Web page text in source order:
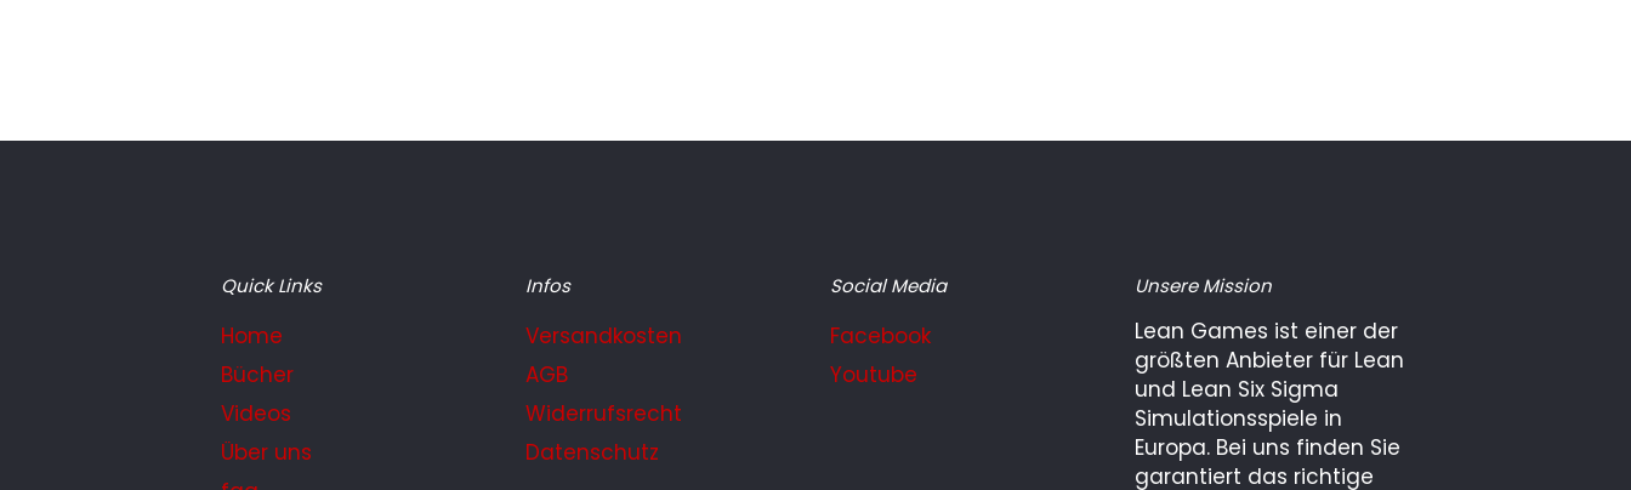
Quick Links
Home
Bücher
Videos
Über uns
Infos
Versandkosten
AGB
Widerrufsrecht
Datenschutz
Social Media
Facebook
Youtube
Unsere Mission
Lean Games ist einer der
größten Anbieter für Lean
und Lean Six Sigma
Simulationsspiele in
Europa. Bei uns finden Sie
garantiert das richtige